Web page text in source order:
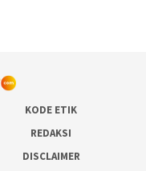
KODE ETIK
REDAKSI
DISCLAIMER